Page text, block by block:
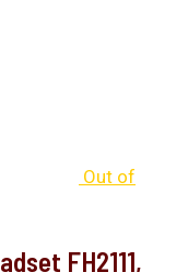
Out of
FH2111,